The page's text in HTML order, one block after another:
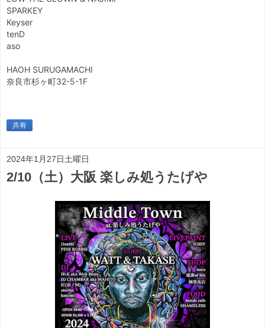
SPARKEY
Keyser
tenD
aso
HAOH SURUGAMACHI
奈良市杉ヶ町32-5-1F
共有
2024年1月27日土曜日
2/10（土）大阪 楽しみ処うたげや